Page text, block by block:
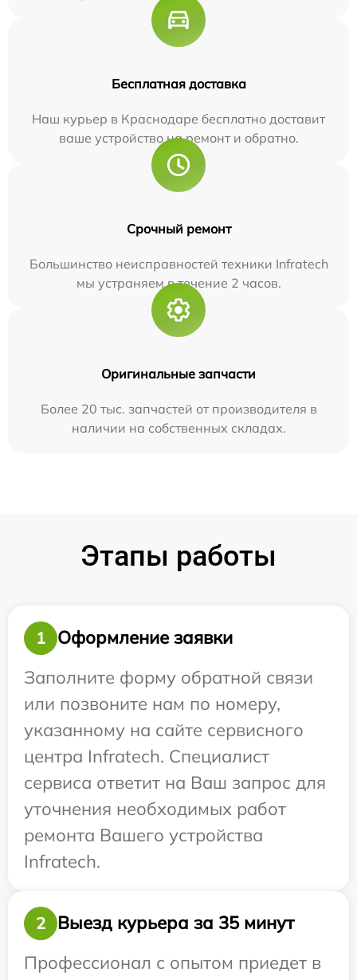
Бесплатная доставка
Наш курьер в Краснодаре бесплатно доставит
ваше устройство на ремонт и обратно.
Срочный ремонт
Большинство неисправностей техники Infratech
мы устраняем в течение 2 часов.
Оригинальные запчасти
Более 20 тыс. запчастей от производителя в
наличии на собственных складах.
Этапы работы
1
Оформление заявки
Заполните форму обратной связи
или позвоните нам по номеру,
указанному на сайте сервисного
центра Infratech. Специалист
сервиса ответит на Ваш запрос для
уточнения необходимых работ
ремонта Вашего устройства
Infratech.
2
Выезд курьера за 35 минут
Профессионал с опытом приедет в